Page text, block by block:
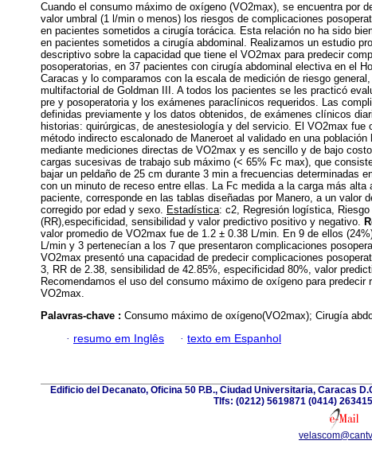
Cuando el consumo máximo de oxígeno (VO2max), se encuentra por
valor umbral (1 l/min o menos) los riesgos de complicaciones
en pacientes sometidos a cirugía torácica. Esta relación no ha sido
en pacientes sometidos a cirugía abdominal. Realizamos un estudio
descriptivo sobre la capacidad que tiene el VO2max para predecir
posoperatorias, en 37 pacientes con cirugía abdominal electiva en el
Caracas y lo comparamos con la escala de medición de riesgo
multifactorial de Goldman III. A todos los pacientes se les practicó
pre y posoperatoria y los exámenes paraclínicos requeridos. Las
definidas previamente y los datos obtenidos, de exámenes clínicos
historias: quirúrgicas, de anestesiología y del servicio. El VO2max fue
método indirecto escalonado de Maneroet al validado en una población
mediante mediciones directas de VO2max y es sencillo y de bajo
cargas sucesivas de trabajo sub máximo (< 65% Fc max), que
bajar un peldaño de 25 cm durante 3 min a frecuencias determinadas
con un minuto de receso entre ellas. La Fc medida a la carga más alta
paciente, corresponde en las tablas diseñadas por Manero, a un valor
corregido por edad y sexo. Estadística: c2, Regresión logística, Riesgo
(RR),especificidad, sensibilidad y valor predictivo positivo y negativo.
valor promedio de VO2max fue de 1.2 ± 0.38 L/min. En 9 de ellos
L/min y 3 pertenecían a los 7 que presentaron complicaciones
VO2max presentó una capacidad de predecir complicaciones
3, RR de 2.38, sensibilidad de 42.85%, especificidad 80%, valor
Recomendamos el uso del consumo máximo de oxígeno para
VO2max.
Palavras-chave : Consumo máximo de oxígeno(VO2max); Cirugía
· resumo em Inglês · texto em Espanhol
Edificio del Decanato, Oficina 50 P.B., Ciudad Universitaria, Caracas
Tlfs: (0212) 5619871 (0414)